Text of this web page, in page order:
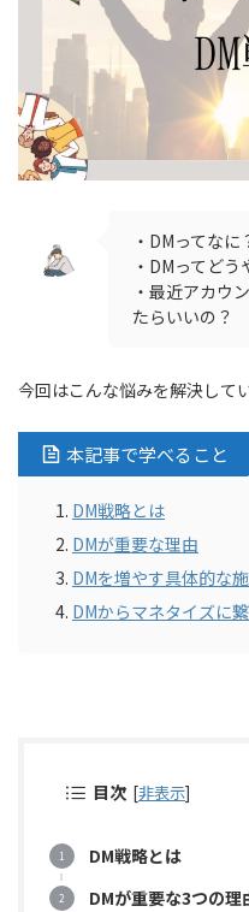
・DMってなに
・DMってど
・最近アカウ
たらいいの？
今回はこんな悩みを解決して
本記事で学べること
DM戦略とは
DMが重要な理由
DMを増やす具体的な
DMからマネタイズに
目次 [非表示]
DM戦略とは
DMが重要な3つの理